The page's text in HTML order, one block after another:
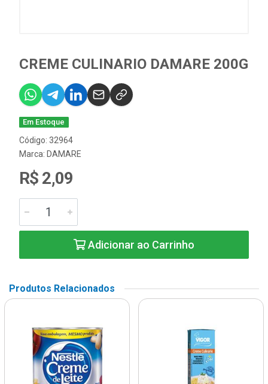
CREME CULINARIO DAMARE 200G
Em Estoque
Código: 32964
Marca: DAMARE
R$ 2,09
Adicionar ao Carrinho
Produtos Relacionados